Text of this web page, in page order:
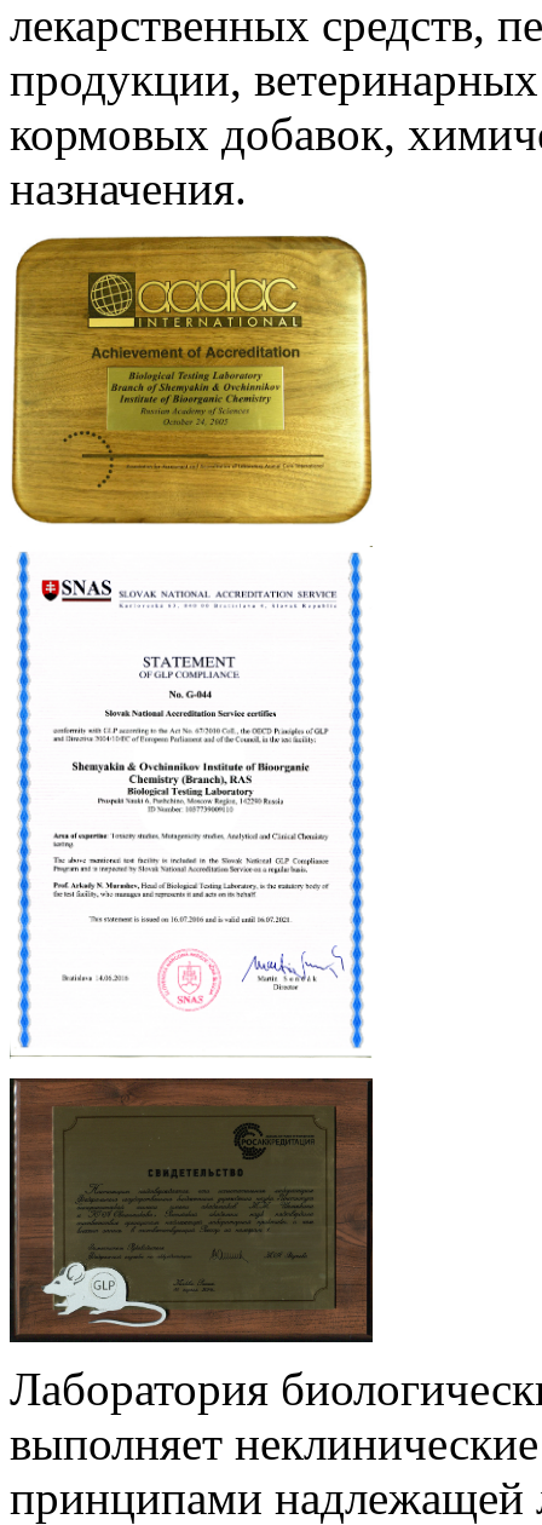
лекарственных средств,
продукции,
кормовых добавок,
назначения.
Лаборатория
выполняет
принципами надлежащей